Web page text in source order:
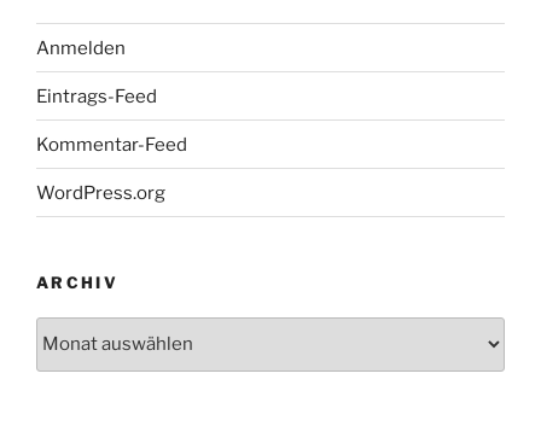
Anmelden
Eintrags-Feed
Kommentar-Feed
WordPress.org
ARCHIV